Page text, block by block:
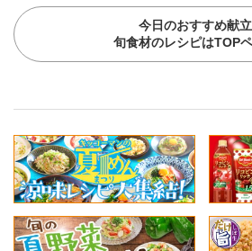
今日のおすすめ献
旬食材のレシピはTOP